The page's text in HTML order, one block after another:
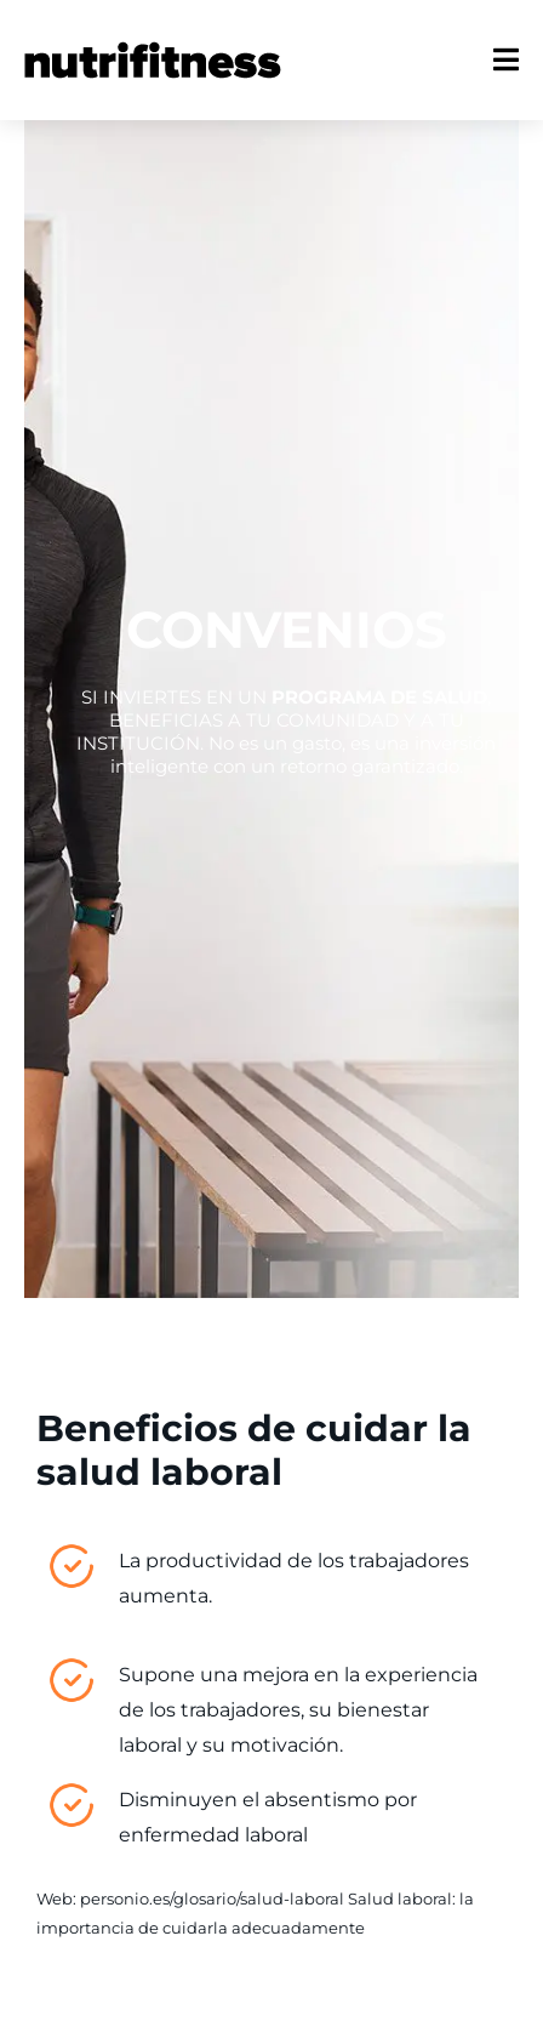
SI INVIERTES EN UN
BENEFICIAS A TU COMUNIDAD Y A TU
INSTITUCIÓN. No es un gasto, es una inversión
inteligente con un retorno garantizado.
Beneficios de cuidar la
salud laboral
La productividad de los trabajadores
aumenta.​
Supone una mejora en la experiencia
de los trabajadores, su bienestar
laboral y su motivación​.
Disminuyen el absentismo por
enfermedad laboral​
Web: personio.es/glosario/salud-laboral Salud laboral: la
importancia de cuidarla adecuadamente